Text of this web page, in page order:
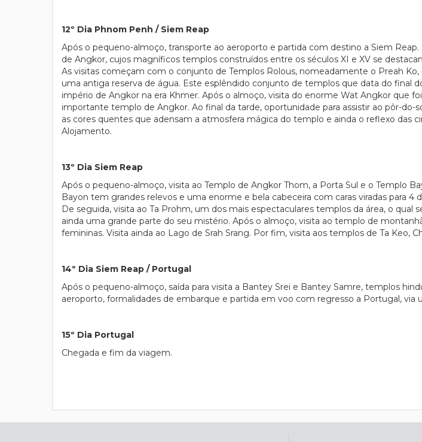
12º Dia Phnom Penh / Siem Reap
Após o pequeno-almoço, transporte ao aeroporto e partida com destino a Siem
de Angkor, cujos magníficos templos construídos entre os séculos XI e XV se
As visitas começam com o conjunto de Templos Rolous, nomeadamente o Preah
uma antiga reserva de água. Este esplêndido conjunto de templos que data do final
império de Angkor na era Khmer. Após o almoço, visita do enorme Wat Angkor que
importante templo de Angkor. Ao final da tarde, oportunidade para assistir ao pôr-
as cores quentes que adensam a atmosfera mágica do templo e ainda o reflexo das
Alojamento.
13º Dia Siem Reap
Após o pequeno-almoço, visita ao Templo de Angkor Thom, a Porta Sul e o Templo
Bayon tem grandes relevos e uma enorme e bela cabeceira com caras viradas para 4
De seguida, visita ao Ta Prohm, um dos mais espectaculares templos da área, o
ainda uma grande parte do seu mistério. Após o almoço, visita ao templo de
femininas. Visita ainda ao Lago de Srah Srang. Por fim, visita aos templos de Ta Keo,
14º Dia Siem Reap / Portugal
Após o pequeno-almoço, saída para visita a Bantey Srei e Bantey Samre, templos
aeroporto, formalidades de embarque e partida em voo com regresso a Portugal, via
15º Dia Portugal
Chegada e fim da viagem.